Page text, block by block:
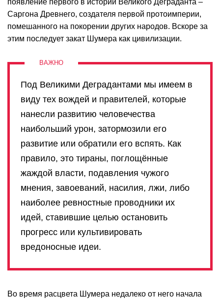
появление первого в истории Великого Деграданта –
Саргона Древнего, создателя первой протоимперии,
помешанного на покорении других народов. Вскоре за
этим последует закат Шумера как цивилизации.
Под Великими Деградантами мы имеем в
виду тех вождей и правителей, которые
нанесли развитию человечества
наибольший урон, затормозили его
развитие или обратили его вспять. Как
правило, это тираны, поглощённые
жаждой власти, подавления чужого
мнения, завоеваний, насилия, лжи, либо
наиболее ревностные проводники их
идей, ставившие целью остановить
прогресс или культивировать
вредоносные идеи.
Во время расцвета Шумера недалеко от него начала